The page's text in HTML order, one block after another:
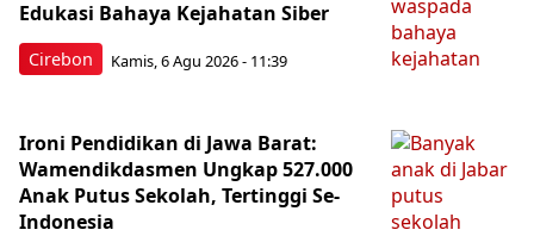
Cirebon
Edukasi Bahaya Kejahatan Siber
Kamis, 6 Agu 2026 - 11:39
Ironi Pendidikan di Jawa Barat:
Wamendikdasmen Ungkap 527.000
Anak Putus Sekolah, Tertinggi Se-
Indonesia